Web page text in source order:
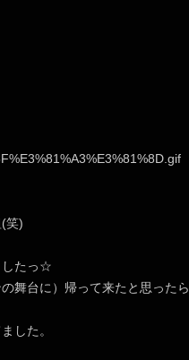
笑)
したっ☆
舞台に）帰って来たと思ったら
した。